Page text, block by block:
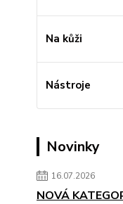
Na kůži
Nástroje
Novinky
16.07.2026
NOVÁ